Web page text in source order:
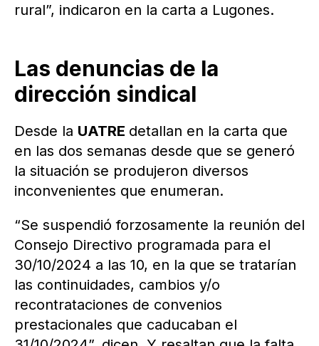
rural”, indicaron en la carta a Lugones.
Las denuncias de la
dirección sindical
Desde la UATRE detallan en la carta que
en las dos semanas desde que se generó
la situación se produjeron diversos
inconvenientes que enumeran.
“Se suspendió forzosamente la reunión del
Consejo Directivo programada para el
30/10/2024 a las 10, en la que se tratarían
las continuidades, cambios y/o
recontrataciones de convenios
prestacionales que caducaban el